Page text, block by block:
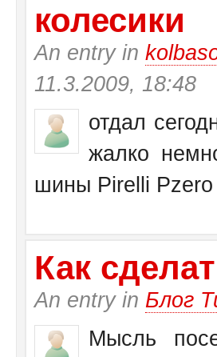
колесики
An entry in
11.3.2009, 18:48
отдал
жалко
шины Pirelli
Как
An entry in Блог
Мысль